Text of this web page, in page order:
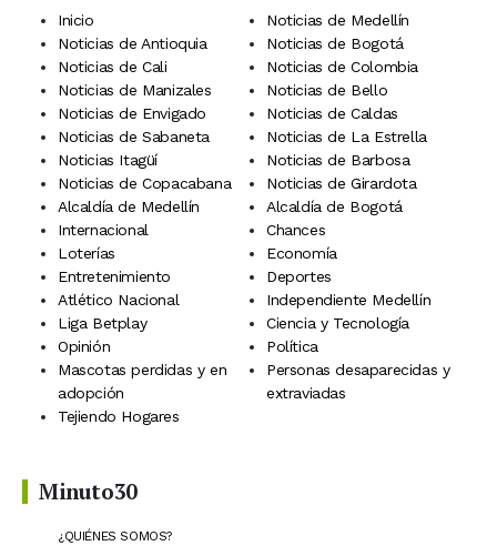
Inicio
Noticias de Medellín
Noticias de Antioquia
Noticias de Bogotá
Noticias de Cali
Noticias de Colombia
Noticias de Manizales
Noticias de Bello
Noticias de Envigado
Noticias de Caldas
Noticias de Sabaneta
Noticias de La Estrella
Noticias Itagüí
Noticias de Barbosa
Noticias de Copacabana
Noticias de Girardota
Alcaldía de Medellín
Alcaldía de Bogotá
Internacional
Chances
Loterías
Economía
Entretenimiento
Deportes
Atlético Nacional
Independiente Medellín
Liga Betplay
Ciencia y Tecnología
Opinión
Política
Mascotas perdidas y en
adopción
Personas desaparecidas y
extraviadas
Tejiendo Hogares
Minuto30
¿QUIÉNES SOMOS?